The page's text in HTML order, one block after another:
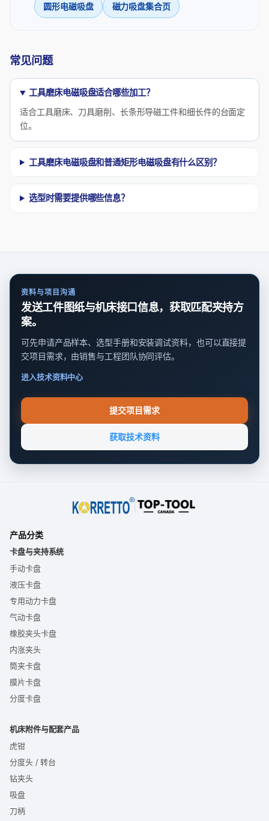
圆形电磁吸盘 磁力吸盘集合页
常见问题
工具磨床电磁吸盘适合哪些加工？
适合工具磨床、刀具磨削、长条形导磁工件和细长件的台面定
位。
工具磨床电磁吸盘和普通矩形电磁吸盘有什么区别？
选型时需要提供哪些信息？
资料与项目沟通
发送工件图纸与机床接口信息，获取匹配夹持方
案。
可先申请产品样本、选型手册和安装调试资料，也可以直接提
交项目需求，由销售与工程团队协同评估。
进入技术资料中心
提交项目需求
获取技术资料
产品分类
卡盘与夹持系统
手动卡盘
液压卡盘
专用动力卡盘
气动卡盘
橡胶夹头卡盘
内涨夹头
筒夹卡盘
膜片卡盘
分度卡盘
机床附件与配套产品
虎钳
分度头 / 转台
钻夹头
吸盘
刀柄